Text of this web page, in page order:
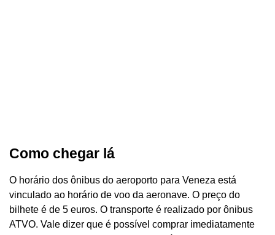
Como chegar lá
O horário dos ônibus do aeroporto para Veneza está
vinculado ao horário de voo da aeronave. O preço do
bilhete é de 5 euros. O transporte é realizado por ônibus
ATVO. Vale dizer que é possível comprar imediatamente